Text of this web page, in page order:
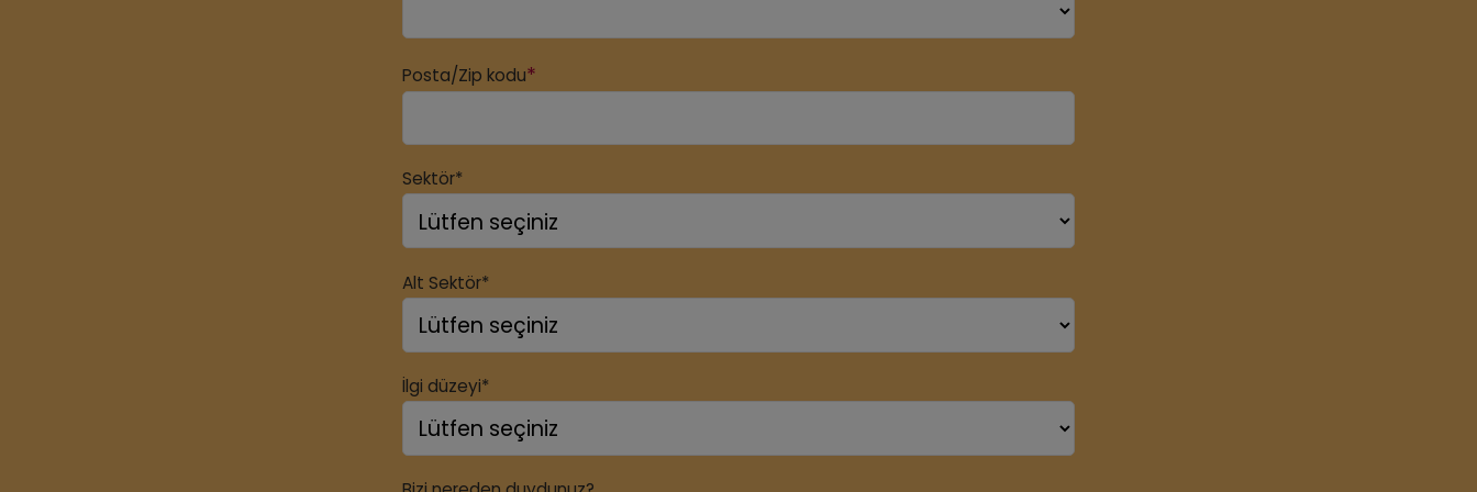
Posta/Zip kodu*
Sektör*
Alt Sektör*
İlgi düzeyi*